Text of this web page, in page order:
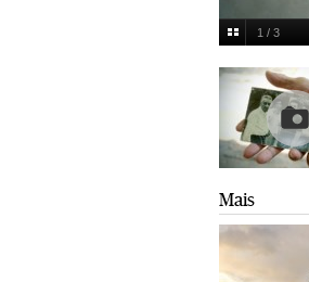
1 / 3
Mais